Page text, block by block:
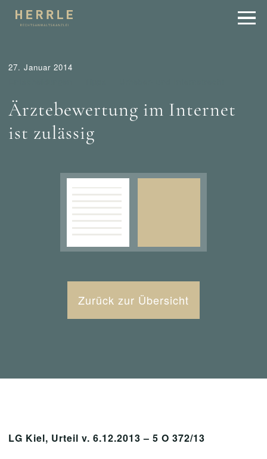
27. Januar 2014
Ärztebewertung im Internet
ist zulässig
Zurück zur Übersicht
LG Kiel, Urteil v. 6.12.2013 – 5 O 372/13